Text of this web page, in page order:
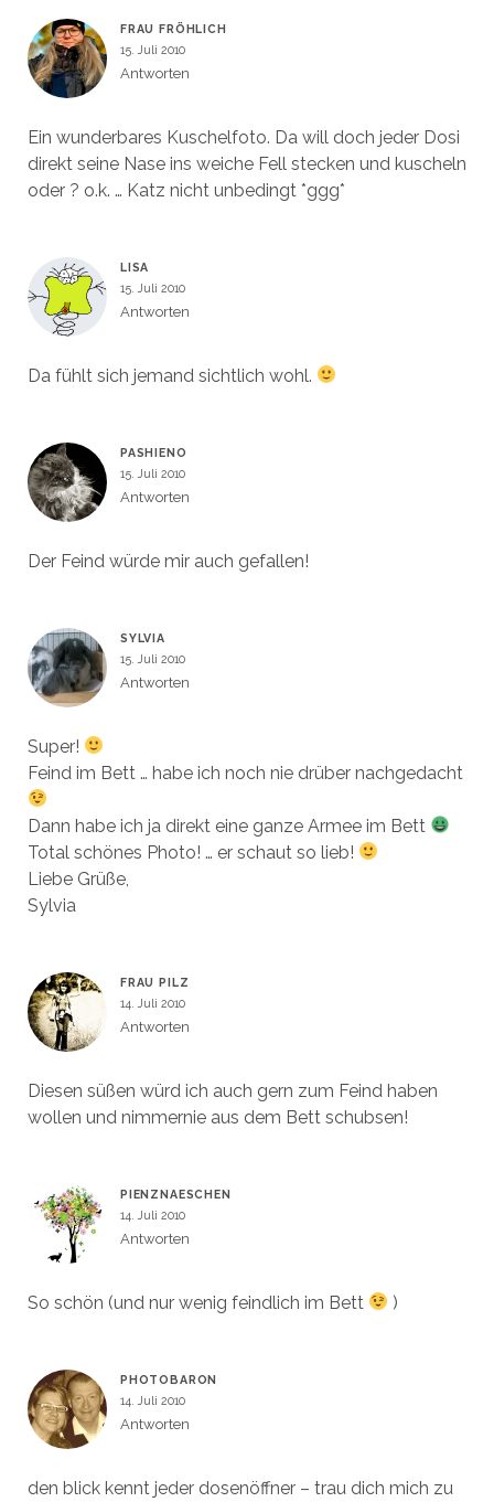
FRAU FRÖHLICH
15. Juli 2010
Antworten
Ein wunderbares Kuschelfoto. Da will doch jeder Dosi
direkt seine Nase ins weiche Fell stecken und kuscheln
oder ? o.k. … Katz nicht unbedingt *ggg*
LISA
15. Juli 2010
Antworten
Da fühlt sich jemand sichtlich wohl.
PASHIENO
15. Juli 2010
Antworten
Der Feind würde mir auch gefallen!
SYLVIA
15. Juli 2010
Antworten
Super!
Feind im Bett … habe ich noch nie drüber nachgedacht
Dann habe ich ja direkt eine ganze Armee im Bett
Total schönes Photo! … er schaut so lieb!
Liebe Grüße,
Sylvia
FRAU PILZ
14. Juli 2010
Antworten
Diesen süßen würd ich auch gern zum Feind haben
wollen und nimmernie aus dem Bett schubsen!
PIENZNAESCHEN
14. Juli 2010
Antworten
So schön (und nur wenig feindlich im Bett )
PHOTOBARON
14. Juli 2010
Antworten
den blick kennt jeder dosenöffner – trau dich mich zu